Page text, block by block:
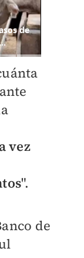
vez
".
de